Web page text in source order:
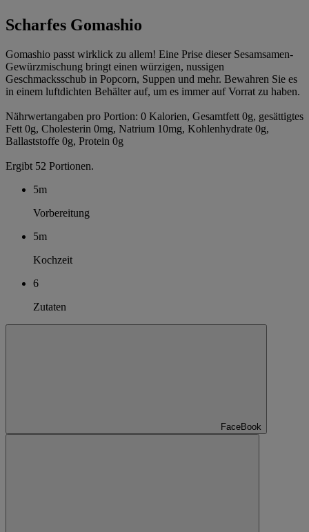
Scharfes Gomashio
Gomashio passt wirklick zu allem! Eine Prise dieser Sesamsamen-
Gewürzmischung bringt einen würzigen, nussigen
Geschmacksschub in Popcorn, Suppen und mehr. Bewahren Sie es
in einem luftdichten Behälter auf, um es immer auf Vorrat zu haben.
Nährwertangaben pro Portion: 0 Kalorien, Gesamtfett 0g, gesättigtes
Fett 0g, Cholesterin 0mg, Natrium 10mg, Kohlenhydrate 0g,
Ballaststoffe 0g, Protein 0g
Ergibt 52 Portionen.
5m
Vorbereitung
5m
Kochzeit
6
Zutaten
FaceBook